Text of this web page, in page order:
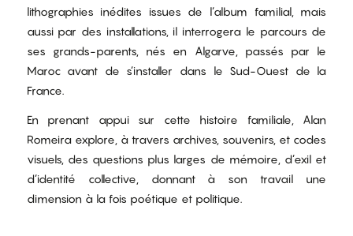
lithographies inédites issues de l’album familial, mais
aussi par des installations, il interrogera le parcours de
ses grands-parents, nés en Algarve, passés par le
Maroc avant de s’installer dans le Sud-Ouest de la
France.
En prenant appui sur cette histoire familiale, Alan
Romeira explore, à travers archives, souvenirs, et codes
visuels, des questions plus larges de mémoire, d’exil et
d’identité collective, donnant à son travail une
dimension à la fois poétique et politique.